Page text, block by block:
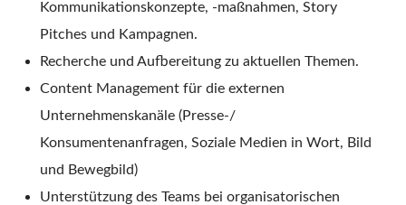
Kommunikationskonzepte, -maßnahmen, Story
Pitches und Kampagnen.
Recherche und Aufbereitung zu aktuellen Themen.
Content Management für die externen
Unternehmenskanäle (Presse-/
Konsumentenanfragen, Soziale Medien in Wort, Bild
und Bewegbild)
Unterstützung des Teams bei organisatorischen